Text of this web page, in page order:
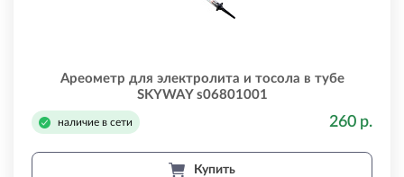
Ареометр для электролита и тосола в тубе
SKYWAY s06801001
наличие в сети 260 р.
Купить